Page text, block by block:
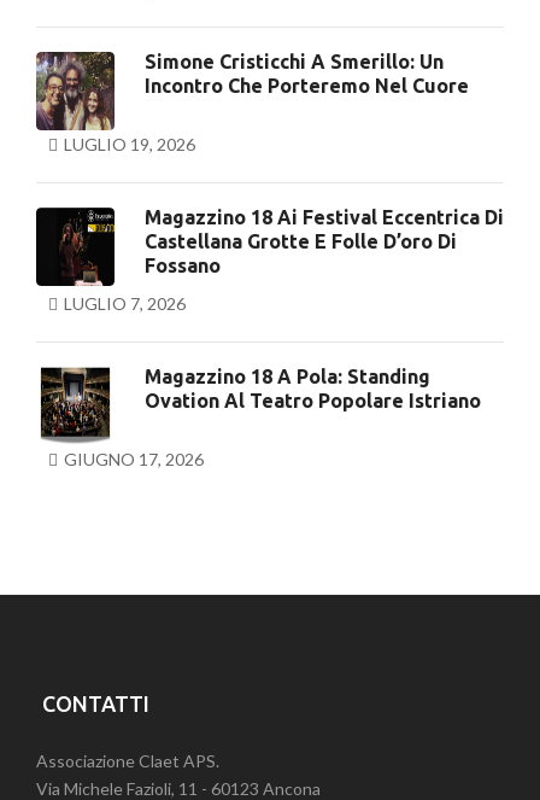
Simone Cristicchi A Smerillo: Un
Incontro Che Porteremo Nel Cuore
LUGLIO 19, 2026
Magazzino 18 Ai Festival Eccentrica Di
Castellana Grotte E Folle D’oro Di
Fossano
LUGLIO 7, 2026
Magazzino 18 A Pola: Standing
Ovation Al Teatro Popolare Istriano
GIUGNO 17, 2026
CONTATTI
Associazione Claet APS.
Via Michele Fazioli, 11 - 60123 Ancona